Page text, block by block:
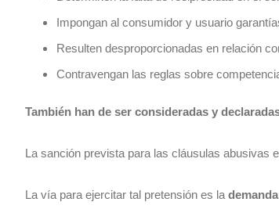
Impongan al consumidor y usuario
Resulten desproporcionadas en relación
Contravengan las reglas sobre
También han de ser consideradas y
La sanción prevista para las cláusulas abusivas
La vía para ejercitar tal pretensión es la